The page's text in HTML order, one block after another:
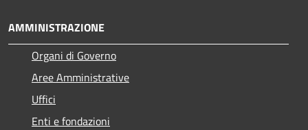
AMMINISTRAZIONE
Organi di Governo
Aree Amministrative
Uffici
Enti e fondazioni